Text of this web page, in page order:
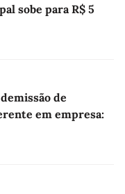
sobe para R$ 5
de
em empresa: